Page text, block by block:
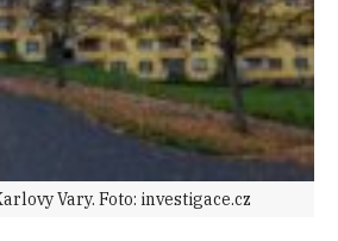
Vary. Foto: investigace.cz